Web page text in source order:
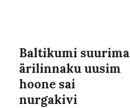
Baltikumi suurima
ärilinnaku uusim
hoone sai
nurgakivi